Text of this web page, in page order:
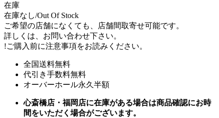
在庫
在庫なし/Out Of Stock
ご希望の店舗になくても、店舗間取寄せ可能です。
詳しくは、お問い合わせ下さい。
!ご購入前に注意事項をお読みください。
全国送料無料
代引き手数料無料
オーバーホール永久半額
心斎橋店・福岡店に在庫がある場合は商品確認にお時
間をいただく場合がございます。